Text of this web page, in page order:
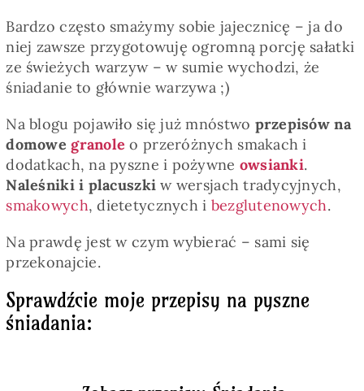
Bardzo często smażymy sobie jajecznicę – ja do
niej zawsze przygotowuję ogromną porcję sałatki
ze świeżych warzyw – w sumie wychodzi, że
śniadanie to głównie warzywa ;)
Na blogu pojawiło się już mnóstwo przepisów na
domowe granole o przeróżnych smakach i
dodatkach, na pyszne i pożywne owsianki.
Naleśniki i placuszki w wersjach tradycyjnych,
smakowych, dietetycznych i bezglutenowych.
Na prawdę jest w czym wybierać – sami się
przekonajcie.
Sprawdźcie moje przepisy na pyszne
śniadania: